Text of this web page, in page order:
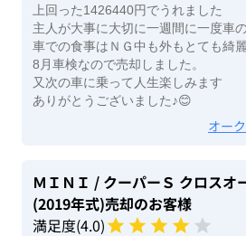
上回った1426440円でうれました
主人が大事に大切に一週間に一度車
車での食事はＮＧ中も外もとても綺
8月車検なので売却しました。
又次の車に乗って人生楽しみます
ありがとうございました♪😊
オー
ＭＩＮＩ / クーパーＳ クロスオ
(2019年式)売却のお客様
満足度(4.0)